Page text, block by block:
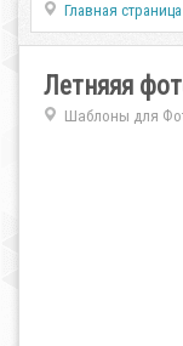
Главная страница
Летняяя
Шаблоны для